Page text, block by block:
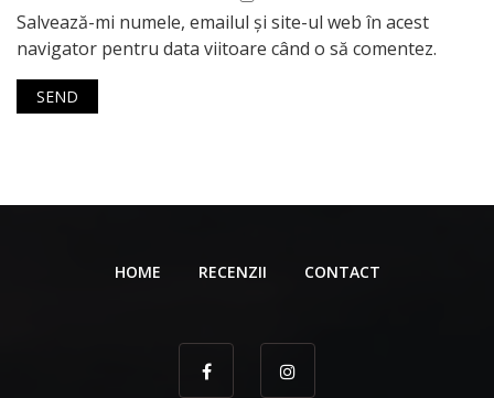
Salvează-mi numele, emailul și site-ul web în acest
navigator pentru data viitoare când o să comentez.
HOME RECENZII CONTACT